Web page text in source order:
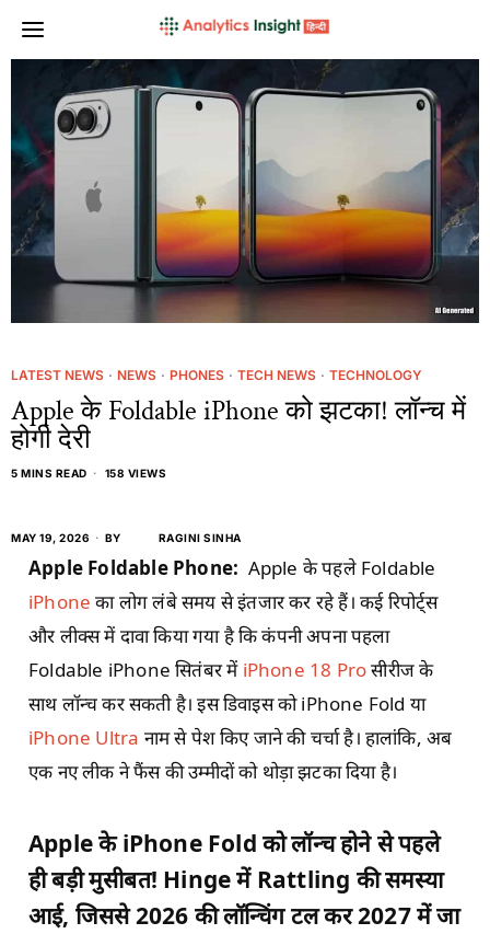
LATEST NEWS · NEWS · PHONES · TECH NEWS · TECHNOLOGY
Apple के Foldable iPhone को झटका! लॉन्च में
होगी देरी
5 MINS READ 158 VIEWS
MAY 19, 2026 BY RAGINI SINHA
Apple Foldable Phone: Apple के पहले Foldable
iPhone का लोग लंबे समय से इंतजार कर रहे हैं। कई रिपोर्ट्स
और लीक्स में दावा किया गया है कि कंपनी अपना पहला
Foldable iPhone सितंबर में iPhone 18 Proसीरीज के
साथ लॉन्च कर सकती है। इस डिवाइस को iPhone Fold या
iPhone Ultra नाम से पेश किए जाने की चर्चा है। हालांकि, अब
एक नए लीक ने फैंस की उम्मीदों को थोड़ा झटका दिया है।
Apple के iPhone Fold को लॉन्च होने से पहले
ही बड़ी मुसीबत! Hinge में Rattling की समस्या
आई, जिससे 2026 की लॉन्चिंग टल कर 2027 में जा